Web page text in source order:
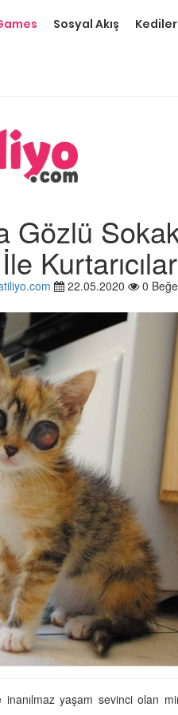
Sosyal Akış Kediler
Gözlü
22.05.2020 0
yaşam sevinci olan
Gri Kedi Cinsleri: 14
Özellikleri
26.05.2020
Tüm İnsanların Ders
Gereken 26
22.05.2020
Anne Kedi Yavrusunu
Reddeder ve Terk
22.05.2020
Evde Beslenebilecek
Küçük Kedi Cinsi
22.05.2020
Yavru Kedilerde Pire
Temizlenir?
22.05.2020